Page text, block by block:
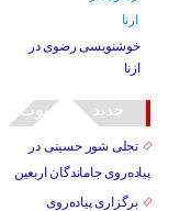
خوشنویسی رضوی در
ازنا
جدید محبوب
تجلی شور حسینی در
پیاده‌روی جاماندگان اربعین
برگزاری پیاده‌روی